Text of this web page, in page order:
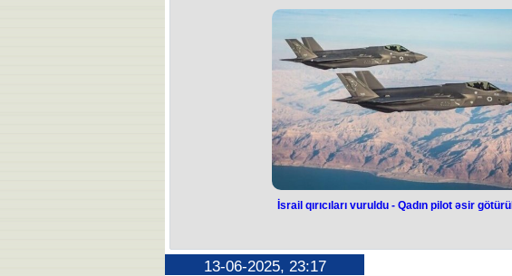
çirklənmə aşkar edilib.
bildirib.
O qeyd edib ki, nüvə obyektlərinin tam mühafizəsini və
üçün istifadəni davam etdirmək üçün İrana ekspertlər
hazırdır. Agentlik rəhbəri bildirib ki, nüvə obyektlərinə heç
edilməməlidir.
Qrossi vəziyyəti qiymətləndirmək və təhlükəsizliyi təmin
mümkün qədər tez İrana səfər etməyə hazır
pilot əsir götürüldü
İsrail qırıcıları vuruldu - Qadın pilot əsir
13-06-2025, 23:17